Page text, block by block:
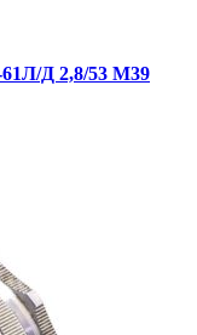
Д 2,8/53 М39